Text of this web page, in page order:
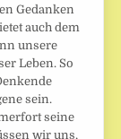
Gedanken
auch dem
unsere
Leben. So
sein.
seine
wir uns,